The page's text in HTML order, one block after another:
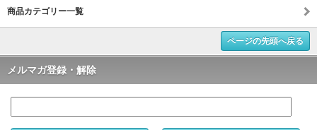
商品カテゴリー一覧
ページの先頭へ戻る
メルマガ登録・解除